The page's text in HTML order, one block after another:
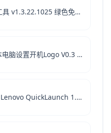
联想电源模式修改工具 v1.3.22.1025 绿色免费版(附使用教程)
LogoDIY联想笔记本电脑设置开机Logo V0.3 绿色免费版
联想Win8开始菜单 Lenovo QuickLaunch 1.0.3.1 官方安装版